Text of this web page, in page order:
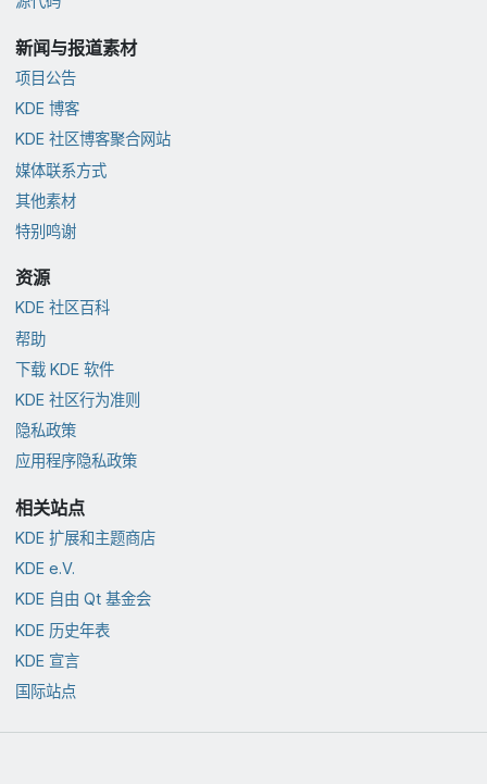
新闻与报道素材
项目公告
KDE 博客
KDE 社区博客聚合网站
媒体联系方式
其他素材
特别鸣谢
资源
KDE 社区百科
帮助
下载 KDE 软件
KDE 社区行为准则
隐私政策
应用程序隐私政策
相关站点
KDE 扩展和主题商店
KDE e.V.
KDE 自由 Qt 基金会
KDE 历史年表
KDE 宣言
国际站点